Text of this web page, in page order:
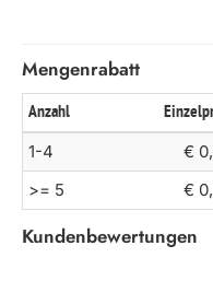
Mengenrabatt
Anzahl
1-4 €
>= 5
€
Kundenbewertungen